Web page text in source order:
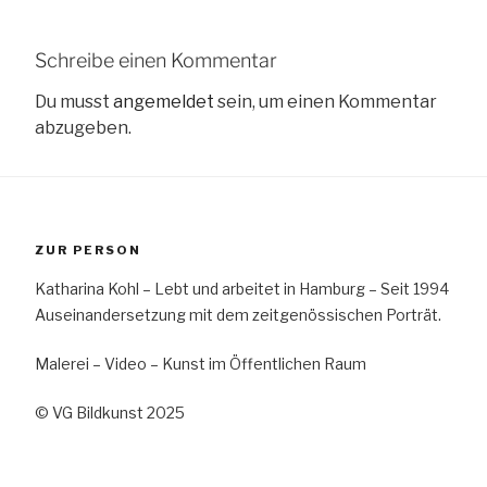
Schreibe einen Kommentar
Du musst angemeldet sein, um einen Kommentar
abzugeben.
ZUR PERSON
Katharina Kohl – Lebt und arbeitet in Hamburg – Seit 1994
Auseinandersetzung mit dem zeitgenössischen Porträt.
Malerei – Video – Kunst im Öffentlichen Raum
© VG Bildkunst 2025